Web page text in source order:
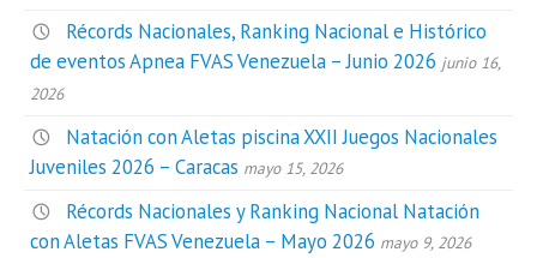
Récords Nacionales, Ranking Nacional e Histórico
de eventos Apnea FVAS Venezuela – Junio 2026 junio 16,
2026
Natación con Aletas piscina XXII Juegos Nacionales
Juveniles 2026 – Caracas mayo 15, 2026
Récords Nacionales y Ranking Nacional Natación
con Aletas FVAS Venezuela – Mayo 2026 mayo 9, 2026